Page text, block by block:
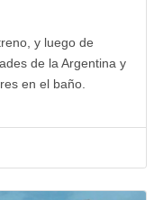
y luego de
de la Argentina y
en el baño.